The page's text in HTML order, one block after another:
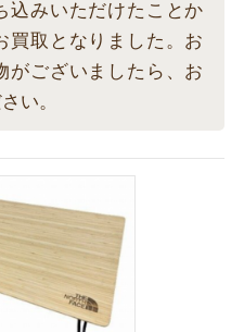
込みいただけたことか
買取となりました。お
がございましたら、お
い。